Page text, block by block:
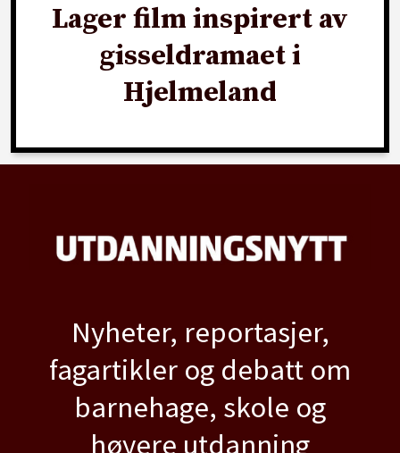
Lager film inspirert av
gisseldramaet i
Hjelmeland
Nyheter, reportasjer,
fagartikler og debatt om
barnehage, skole og
høyere utdanning